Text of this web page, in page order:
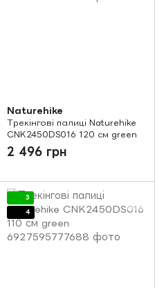
Naturehike
Трекінгові палиці Naturehike
CNK2450DS016 120 см green
2 496 грн
3
4